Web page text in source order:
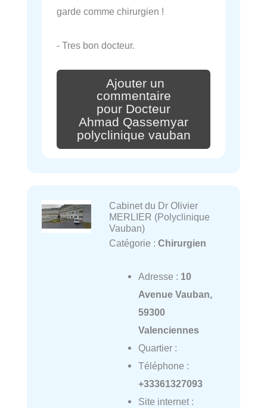
garde comme chirurgien !
- Tres bon docteur.
Ajouter un
commentaire
pour Docteur
Ahmad Qassemyar
polyclinique vauban
Cabinet du Dr Olivier
MERLIER (Polyclinique
Vauban)
Catégorie : Chirurgien
Adresse : 10
Avenue Vauban,
59300
Valenciennes
Quartier :
Téléphone :
+33361327093
Site internet :